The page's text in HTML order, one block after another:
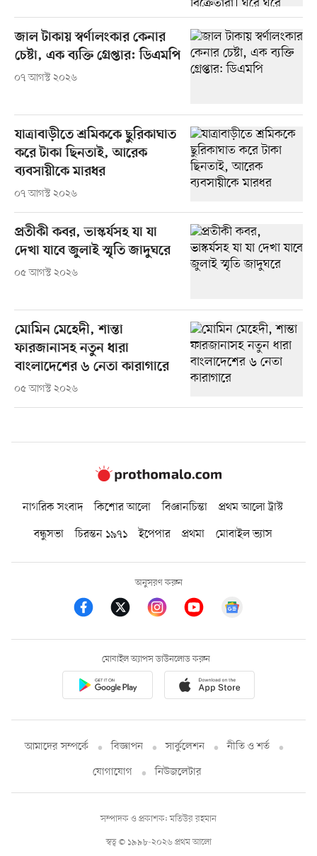
জাল টাকায় স্বর্ণালংকার কেনার
চেষ্টা, এক ব্যক্তি গ্রেপ্তার: ডিএমপি
০৭ আগস্ট ২০২৬
যাত্রাবাড়ীতে শ্রমিককে ছুরিকাঘাত
করে টাকা ছিনতাই, আরেক
ব্যবসায়ীকে মারধর
০৭ আগস্ট ২০২৬
প্রতীকী কবর, ভাস্কর্যসহ যা যা
দেখা যাবে জুলাই স্মৃতি জাদুঘরে
০৫ আগস্ট ২০২৬
মোমিন মেহেদী, শান্তা
ফারজানাসহ নতুন ধারা
বাংলাদেশের ৬ নেতা কারাগারে
০৫ আগস্ট ২০২৬
নাগরিক সংবাদ কিশোর আলো বিজ্ঞানচিন্তা
প্রথম আলো ট্রাস্ট
বন্ধুসভা
চিরন্তন ১৯৭১ ইপেপার প্রথমা মোবাইল ভ্যাস
অনুসরণ করুন
মোবাইল অ্যাপস ডাউনলোড করুন
আমাদের সম্পর্কে বিজ্ঞাপন সার্কুলেশন
নীতি ও শর্ত
যোগাযোগ
নিউজলেটার
স্বত্ব © ১৯৯৮-২০২৬ প্রথম আলো
সম্পাদক ও প্রকাশক: মতিউর রহমান